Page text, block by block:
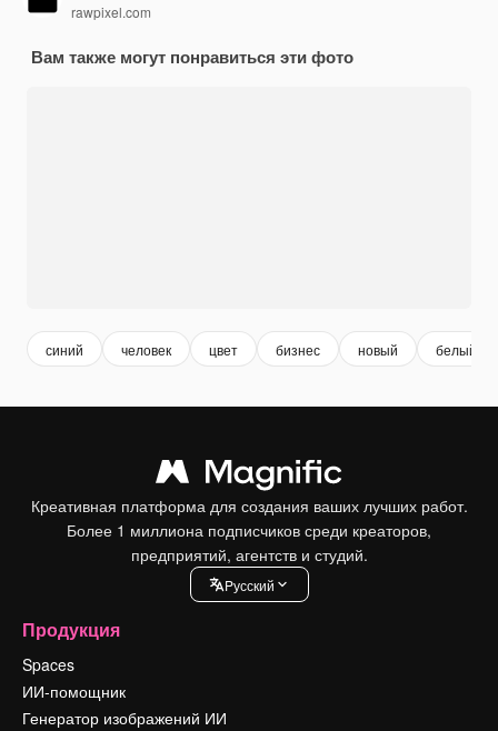
rawpixel.com
Вам также могут понравиться эти фото
синий человек цвет бизнес новый белый
Креативная платформа для создания ваших лучших работ.
Более 1 миллиона подписчиков среди креаторов,
предприятий, агентств и студий.
Pусский
Продукция
Spaces
ИИ-помощник
Генератор изображений ИИ